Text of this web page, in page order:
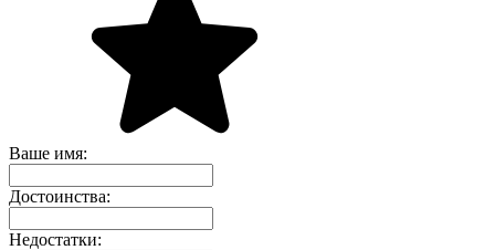
Ваше имя:
Достоинства:
Недостатки: